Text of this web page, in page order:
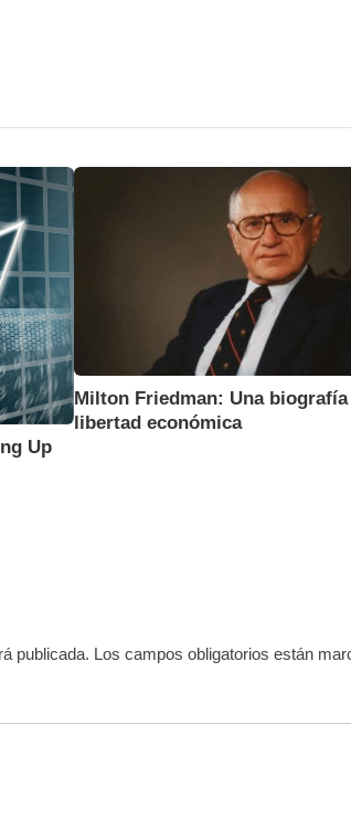
Up
Milton Friedman: Una
libertad económica
publicada. Los campos obligatorios están